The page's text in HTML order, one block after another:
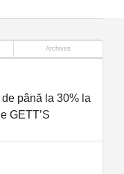
Archives
până la 30% la
GETT’S